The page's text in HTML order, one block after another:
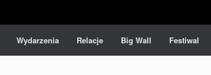
Wydarzenia Relacje Big Wall Festiwal